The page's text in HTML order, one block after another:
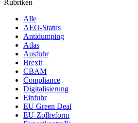
Rubriken
Alle
AEO-Status
Antidumping
Atlas
Ausfuhr
Brexit
CBAM
Compliance
Digitalisierung
Einfuhr
EU Green Deal
EU-Zollreform